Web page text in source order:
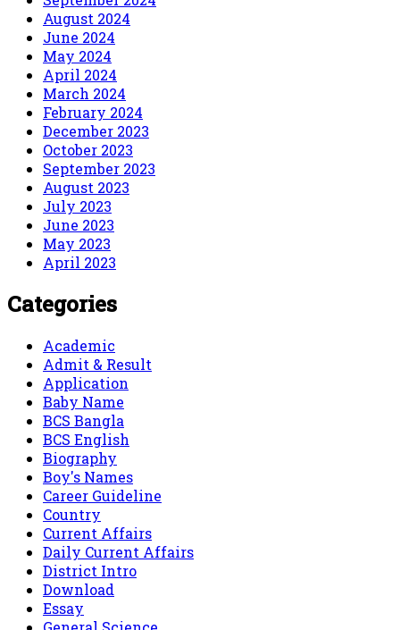
August 2024
June 2024
May 2024
April 2024
March 2024
February 2024
December 2023
October 2023
September 2023
August 2023
July 2023
June 2023
May 2023
April 2023
Categories
Academic
Admit & Result
Application
Baby Name
BCS Bangla
BCS English
Biography
Boy's Names
Career Guideline
Country
Current Affairs
Daily Current Affairs
District Intro
Download
Essay